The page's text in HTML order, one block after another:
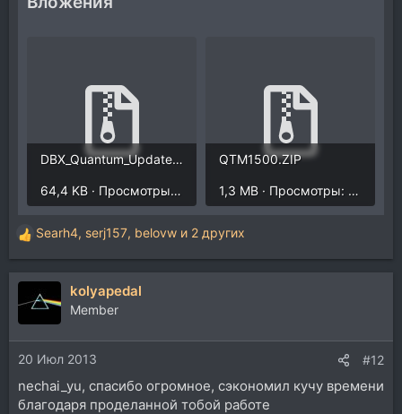
DBX_Quantum_Update_Procedure.rar
64,4 KB · Просмотры: 15
QTM1500.ZIP
1,3 MB · Просмотры: 13
Р
е
а
ц
и
и
:
Searh4, serj157, belovw и 2 других
kolyapedal
Member
20 Июл 2013 #12
nechai_yu, спасибо огромное, сэкономил кучу времени
благодаря проделанной тобой работе